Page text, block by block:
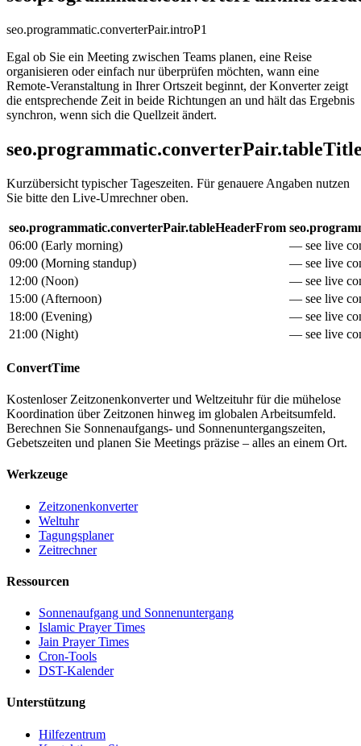
seo.programmatic.converterPair.introP1
Egal ob Sie ein Meeting zwischen Teams planen, eine Reise
organisieren oder einfach nur überprüfen möchten, wann eine
Remote-Veranstaltung in Ihrer Ortszeit beginnt, der Konverter zeigt
die entsprechende Zeit in beide Richtungen an und hält das Ergebnis
synchron, wenn sich die Quellzeit ändert.
Kurzübersicht typischer Tageszeiten. Für genauere Angaben nutzen
Sie bitte den Live-Umrechner oben.
seo.programmatic.converterPair.tableHeaderFrom
06:00 (Early morning)
— see live
09:00 (Morning standup)
— see live
12:00 (Noon)
— see live
15:00 (Afternoon)
— see live
18:00 (Evening)
— see live
21:00 (Night) — see live
ConvertTime
Kostenloser Zeitzonenkonverter und Weltzeituhr für die mühelose
Koordination über Zeitzonen hinweg im globalen Arbeitsumfeld.
Berechnen Sie Sonnenaufgangs- und Sonnenuntergangszeiten,
Gebetszeiten und planen Sie Meetings präzise – alles an einem Ort.
Werkzeuge
Zeitzonenkonverter
Weltuhr
Tagungsplaner
Zeitrechner
Ressourcen
Sonnenaufgang und Sonnenuntergang
Islamic Prayer Times
Jain Prayer Times
Cron-Tools
DST-Kalender
Unterstützung
Hilfezentrum